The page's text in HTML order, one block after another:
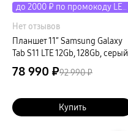
до 2000 ₽ по промокоду LETO
Нет отзывов
Планшет 11″ Samsung Galaxy
Tab S11 LTE 12Gb, 128Gb, серый
78 990 ₽92 990 ₽
Купить